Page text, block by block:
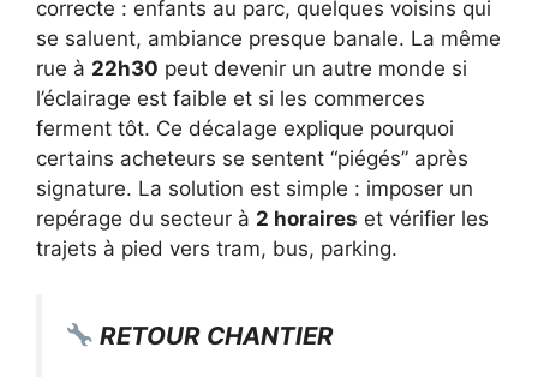
correcte : enfants au parc, quelques voisins qui
se saluent, ambiance presque banale. La même
rue à 22h30 peut devenir un autre monde si
l’éclairage est faible et si les commerces
ferment tôt. Ce décalage explique pourquoi
certains acheteurs se sentent “piégés” après
signature. La solution est simple : imposer un
repérage du secteur à 2 horaires et vérifier les
trajets à pied vers tram, bus, parking.
RETOUR CHANTIER